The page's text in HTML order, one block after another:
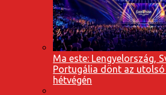
Ma este: Lengyelország,
Portugália dönt az
hétvégén